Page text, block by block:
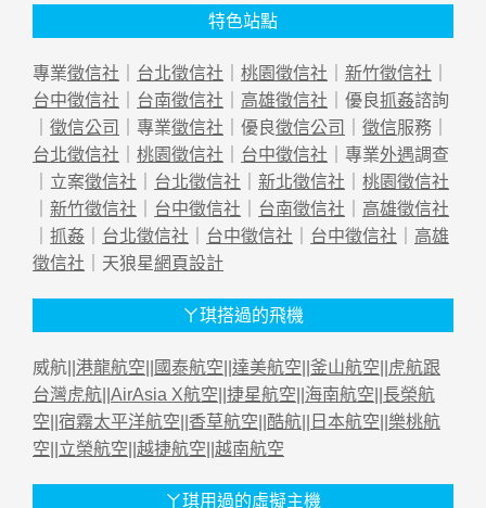
特色站點
專業徵信社 台北徵信社 桃園徵信社 新竹徵信社
台中徵信社
台南徵信社 高雄徵信社 ｜優良抓姦諮詢
徵信公司 ｜專業徵信社 ｜優良徵信公司 徵信服務｜
台北徵信社
桃園徵信社 台中徵信社 ｜專業外遇調查
｜立案徵信社 台北徵信社 新北徵信社
桃園徵信社
新竹徵信社 台中徵信社 台南徵信社
高雄徵信社
抓姦 台北徵信社 台中徵信社 台中徵信社
高雄
徵信社 ｜天狼星網頁設計
ㄚ琪搭過的飛機
威航|| 港龍航空 國泰航空 達美航空 釜山航空
虎航跟
台灣虎航 AirAsia X航空 捷星航空 海南航空 長榮航
空 宿霧太平洋航空 香草航空 酷航 日本航空 樂桃航
空 立榮航空 越捷航空 越南航空
ㄚ琪用過的虛擬主機